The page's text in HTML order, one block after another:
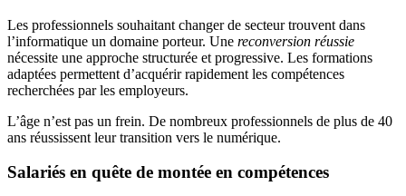
Les professionnels souhaitant changer de secteur trouvent dans
l’informatique un domaine porteur. Une reconversion réussie
nécessite une approche structurée et progressive. Les formations
adaptées permettent d’acquérir rapidement les compétences
recherchées par les employeurs.
L’âge n’est pas un frein. De nombreux professionnels de plus de 40
ans réussissent leur transition vers le numérique.
Salariés en quête de montée en compétences